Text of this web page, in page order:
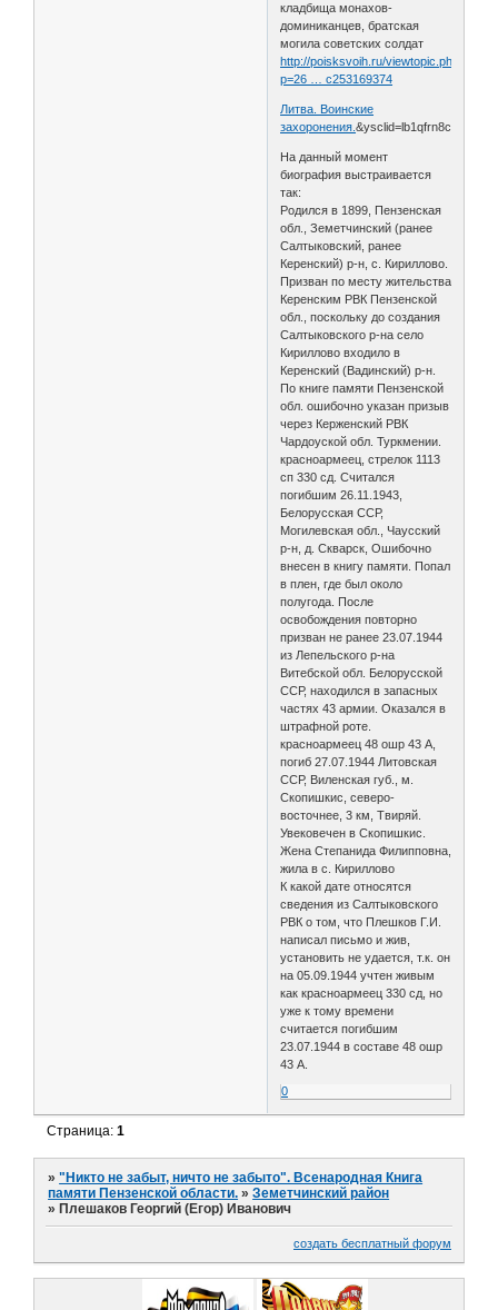
кладбища монахов-
доминиканцев, братская
могила советских солдат
http://poisksvoih.ru/viewtopic.php?
p=26 … c253169374
Литва. Воинские
захоронения.
На данный момент
биография выстраивается
так:
Родился в 1899, Пензенская
обл., Земетчинский (ранее
Салтыковский, ранее
Керенский) р-н, с. Кириллово.
Призван по месту жительства
Керенским РВК Пензенской
обл., поскольку до создания
Салтыковского р-на село
Кириллово входило в
Керенский (Вадинский) р-н.
По книге памяти Пензенской
обл. ошибочно указан призыв
через Керженский РВК
Чардоуской обл. Туркмении.
красноармеец, стрелок 1113
сп 330 сд. Считался
погибшим 26.11.1943,
Белорусская ССР,
Могилевская обл., Чаусский
р-н, д. Скварск, Ошибочно
внесен в книгу памяти. Попал
в плен, где был около
полугода. После
освобождения повторно
призван не ранее 23.07.1944
из Лепельского р-на
Витебской обл. Белорусской
ССР, находился в запасных
частях 43 армии. Оказался в
штрафной роте.
красноармеец 48 ошр 43 А,
погиб 27.07.1944 Литовская
ССР, Виленская губ., м.
Скопишкис, северо-
восточнее, 3 км, Твиряй.
Увековечен в Скопишкис.
Жена Степанида Филипповна,
жила в с. Кириллово
К какой дате относятся
сведения из Салтыковского
РВК о том, что Плешков Г.И.
написал письмо и жив,
установить не удается, т.к. он
на 05.09.1944 учтен живым
как красноармеец 330 сд, но
уже к тому времени
считается погибшим
23.07.1944 в составе 48 ошр
43 А.
0
Страница:1
»"Никто не забыт, ничто не забыто". Всенародная Книга
памяти Пензенской области. »Земетчинский район
»Плешаков Георгий (Егор) Иванович
создать бесплатный форум